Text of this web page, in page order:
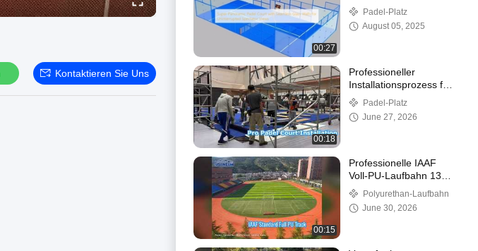
Kontaktieren Sie Uns
00:27
nahtlosen Glaswänden
für ununterbrochene
Zuschaueransichten
Padel-Platz
August 05, 2025
00:18
Professioneller
Installationsprozess für
Kunstrasen auf Padel-
Courts
Padel-Platz
June 27, 2026
00:15
Professionelle IAAF
Voll-PU-Laufbahn 13
mm Standard
Polyurethan-Laufbahn
June 30, 2026